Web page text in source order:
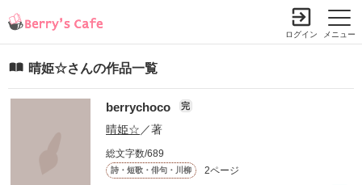
メニュー
ログイン
晴姫☆さんの作品一覧
berrychoco 完
晴姫☆ ／著
総文字数/689
詩・短歌・俳句・川柳 2ページ